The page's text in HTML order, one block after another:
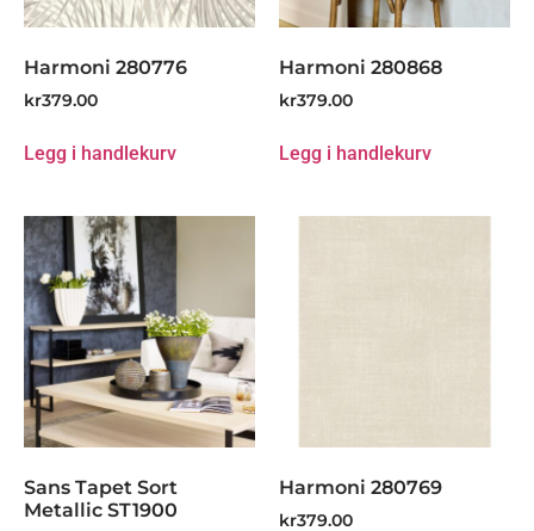
Harmoni 280776
kr379.00
Legg i handlekurv
Harmoni 280868
kr379.00
Legg i handlekurv
Sans Tapet Sort
Metallic ST1900
Harmoni 280769
kr379.00